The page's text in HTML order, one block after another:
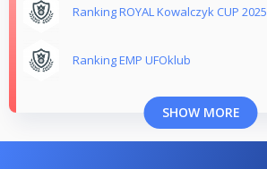
Ranking ROYAL Kowalczyk CUP 2025
Ranking EMP UFOklub
SHOW MORE